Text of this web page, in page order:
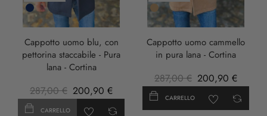
Blu
Scuro
Cappotto uomo blu, con
pettorina staccabile - Pura
lana - Cortina
287,00 € 200,90 €
CARRELLO
Cammello
Cappotto uomo cammello
in pura lana - Cortina
287,00 € 200,90 €
CARRELLO